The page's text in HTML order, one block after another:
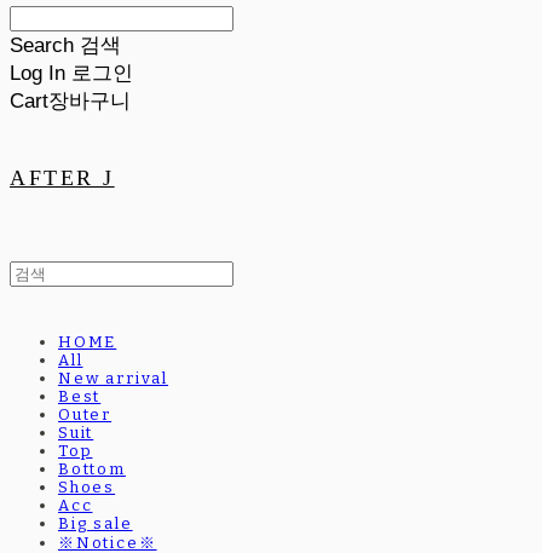
Search 검색
Log In 로그인
Cart장바구니
AFTER J
HOME
All
New arrival
Best
Outer
Suit
Top
Bottom
Shoes
Acc
Big sale
※Notice※